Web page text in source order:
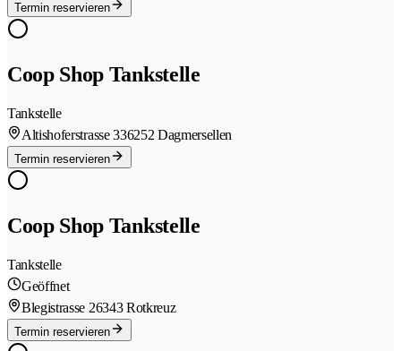
Termin reservieren
Coop Shop Tankstelle
Tankstelle
Altishoferstrasse 336252 Dagmersellen
Termin reservieren
Coop Shop Tankstelle
Tankstelle
Geöffnet
Blegistrasse 26343 Rotkreuz
Termin reservieren